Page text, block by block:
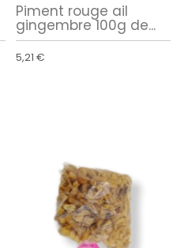
Piment rouge ail
gingembre 100g de...
5,21 €